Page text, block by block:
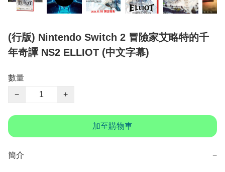
(行版) Nintendo Switch 2 冒險家艾略特的千
年奇譚 NS2 ELLIOT (中文字幕)
數量
−
+
加至購物車
簡介 −